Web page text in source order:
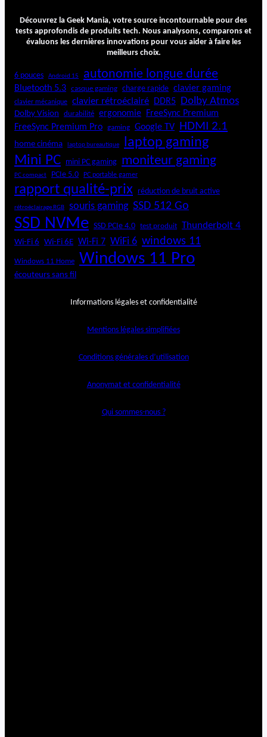
Découvrez la Geek Mania, votre source incontournable pour des
tests approfondis de produits tech. Nous analysons, comparons et
évaluons les dernières innovations pour vous aider à faire les
meilleurs choix.
6 pouces Android 15 autonomie longue durée
Bluetooth 5.3 casque gaming charge rapide clavier gaming
clavier mécanique clavier rétroéclairé DDR5 Dolby Atmos
Dolby Vision durabilité ergonomie
FreeSync Premium
FreeSync Premium Pro
gaming Google TV HDMI 2.1
home cinéma laptop bureautique laptop gaming
Mini PC mini PC gaming moniteur gaming
PC compact PCIe 5.0 PC portable gamer
rapport qualité-prix réduction de bruit active
rétroéclairage RGB souris gaming SSD 512 Go
SSD NVMe SSD PCIe 4.0 test produit Thunderbolt 4
Wi-Fi 6 Wi-Fi 6E Wi-Fi 7 WiFi 6 windows 11
Windows 11 Home Windows 11 Pro
écouteurs sans fil
Informations légales et confidentialité
Mentions légales simplifiées
Conditions générales d’utilisation
Anonymat et confidentialité
Qui sommes-nous ?